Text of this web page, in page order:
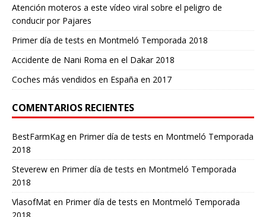
Atención moteros a este vídeo viral sobre el peligro de
conducir por Pajares
Primer día de tests en Montmeló Temporada 2018
Accidente de Nani Roma en el Dakar 2018
Coches más vendidos en España en 2017
COMENTARIOS RECIENTES
BestFarmKagen Primer día de tests en Montmeló Temporada
2018
Steverew en Primer día de tests en Montmeló Temporada
2018
VlasofMat en Primer día de tests en Montmeló Temporada